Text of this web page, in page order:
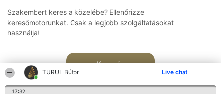
TURUL Bútor Live chat
17:32
Szakembert keres a közelébe? Ellenőrizze
keresőmotorunkat. Csak a legjobb szolgáltatásokat
használja!
Keresés